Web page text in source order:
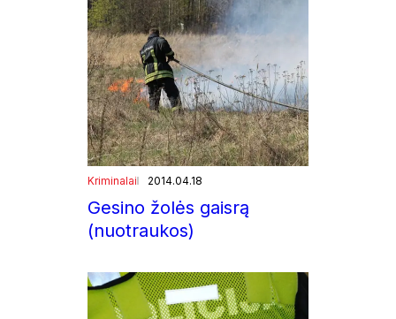
Kriminalai 2014.04.18
Gesino žolės gaisrą
(nuotraukos)